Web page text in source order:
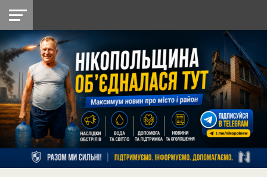
НІКОПОЛЬ
РАЙОН
СІЧЕСЛАВСЬКА
УКРАЇНА
РЕТРО
НІКОПОЛЬ
ЛАЙТ
УКРАЇНА
ДОПОМОГА
РАДІО